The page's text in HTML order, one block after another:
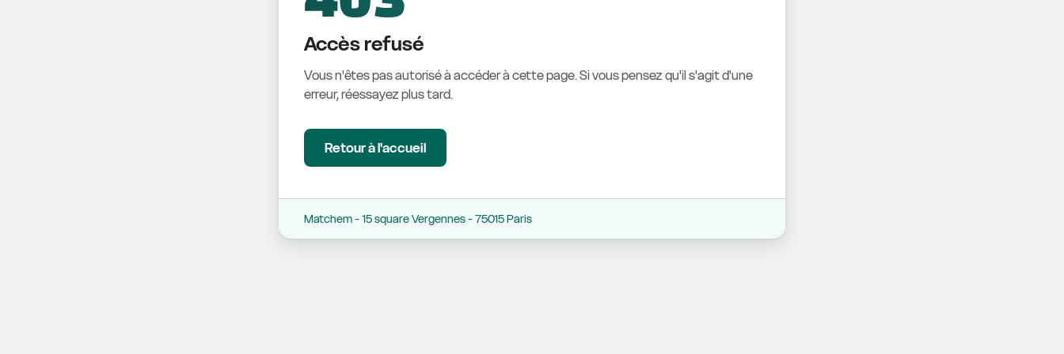
Accès refusé
Vous n'êtes pas autorisé à accéder à cette page. Si vous pensez qu'il s'agit d'une
erreur, réessayez plus tard.
Retour à l'accueil
Matchem - 15 square Vergennes - 75015 Paris